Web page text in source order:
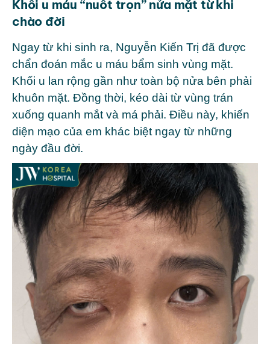
Khối u máu “nuốt trọn” nửa mặt từ khi
chào đời
Ngay từ khi sinh ra, Nguyễn Kiến Trị đã được
chẩn đoán mắc u máu bẩm sinh vùng mặt.
Khối u lan rộng gần như toàn bộ nửa bên phải
khuôn mặt. Đồng thời, kéo dài từ vùng trán
xuống quanh mắt và má phải. Điều này, khiến
diện mạo của em khác biệt ngay từ những
ngày đầu đời.